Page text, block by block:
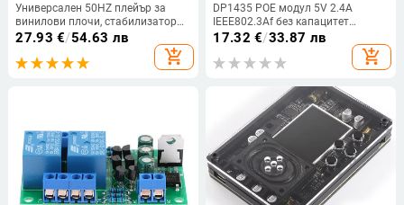
Универсален 50HZ плейър за
винилови плочи, стабилизатор
на дискова грамофона с ниво на
грамофона, стабилизатор на
плейъра, 7 мм скоба за тежести
27.93 €/54.63 лв
add_shopping_cart
DP1435 POE модул 5V 2.4A
IEEE802.3Af без капацитет
Поддържа 100M 1000M POE
17.32 €/33.87 лв
add_shopping_cart